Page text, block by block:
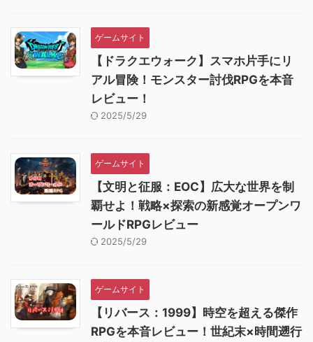
ゲームサイト
【ドラクエウォーク】スマホ片手にリ
アル冒険！モンスター討伐RPGを本音
レビュー！
2025/5/29
ゲームサイト
【文明と征服：EOC】広大な世界を制
覇せよ！戦略×探索の新感覚オープンワ
ールドRPGレビュー
2025/5/29
ゲームサイト
【リバース：1999】時空を超える傑作
RPGを本音レビュー！世紀末×時間遡行